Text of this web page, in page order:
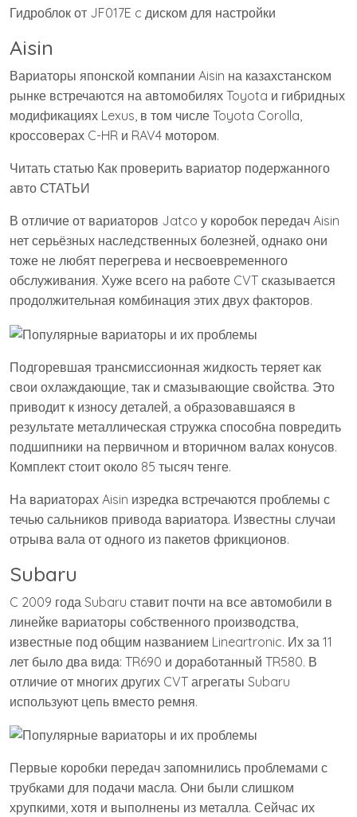
Гидроблок от JF017E c диском для настройки
Aisin
Вариаторы японской компании Aisin на казахстанском
рынке встречаются на автомобилях Toyota и гибридных
модификациях Lexus, в том числе Toyota Corolla,
кроссоверах C-HR и RAV4 мотором.
Читать статью Как проверить вариатор подержанного
авто СТАТЬИ
В отличие от вариаторов Jatco у коробок передач Aisin
нет серьёзных наследственных болезней, однако они
тоже не любят перегрева и несвоевременного
обслуживания. Хуже всего на работе CVT сказывается
продолжительная комбинация этих двух факторов.
Подгоревшая трансмиссионная жидкость теряет как
свои охлаждающие, так и смазывающие свойства. Это
приводит к износу деталей, а образовавшаяся в
результате металлическая стружка способна повредить
подшипники на первичном и вторичном валах конусов.
Комплект стоит около 85 тысяч тенге.
На вариаторах Aisin изредка встречаются проблемы с
течью сальников привода вариатора. Известны случаи
отрыва вала от одного из пакетов фрикционов.
Subaru
C 2009 года Subaru ставит почти на все автомобили в
линейке вариаторы собственного производства,
известные под общим названием Lineartronic. Их за 11
лет было два вида: TR690 и доработанный TR580. В
отличие от многих других CVT агрегаты Subaru
используют цепь вместо ремня.
Первые коробки передач запомнились проблемами с
трубками для подачи масла. Они были слишком
хрупкими, хотя и выполнены из металла. Сейчас их